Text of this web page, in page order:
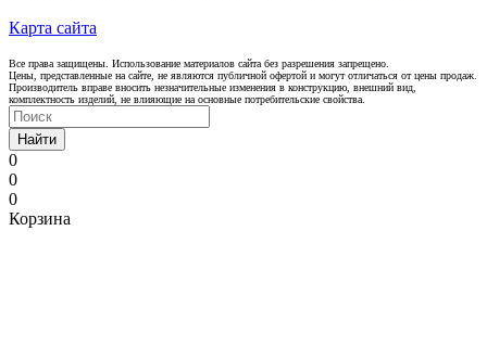
Карта сайта
Все права защищены. Использование материалов сайта без разрешения запрещено.
Цены, представленные на сайте, не являются публичной офертой и могут отличаться от цены продаж.
Производитель вправе вносить незначительные изменения в конструкцию, внешний вид,
комплектность изделий, не влияющие на основные потребительские свойства.
Найти
0
0
0
Корзина